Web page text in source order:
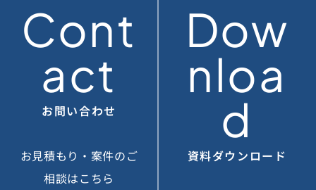
Cont
act
お問い合わせ
お見積もり・案件のご
相談はこちら
Dow
nloa
d
資料ダウンロード